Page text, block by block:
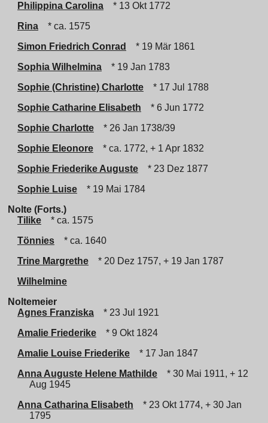
Philippina Carolina
* 13 Okt 1772
Rina
* ca. 1575
Simon Friedrich Conrad
* 19 Mär 1861
Sophia Wilhelmina
* 19 Jan 1783
Sophie (Christine) Charlotte
* 17 Jul 1788
Sophie Catharine Elisabeth
* 6 Jun 1772
Sophie Charlotte
* 26 Jan 1738/39
Sophie Eleonore
* ca. 1772, + 1 Apr 1832
Sophie Friederike Auguste
* 23 Dez 1877
Sophie Luise
* 19 Mai 1784
Nolte (Forts.)
Tilike
* ca. 1575
Tönnies
* ca. 1640
Trine Margrethe
* 20 Dez 1757, + 19 Jan 1787
Wilhelmine
Noltemeier
Agnes Franziska
* 23 Jul 1921
Amalie Friederike
* 9 Okt 1824
Amalie Louise Friederike
* 17 Jan 1847
Anna Auguste Helene Mathilde
* 30 Mai 1911, + 12
Aug 1945
Anna Catharina Elisabeth
* 23 Okt 1774, + 30 Jan
1795